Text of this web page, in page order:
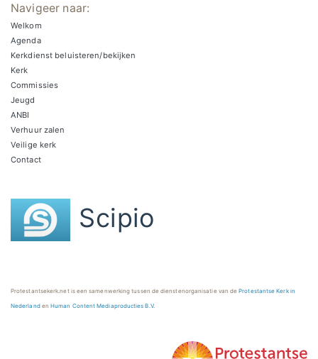
Navigeer naar:
Welkom
Agenda
Kerkdienst beluisteren/bekijken
Kerk
Commissies
Jeugd
ANBI
Verhuur zalen
Veilige kerk
Contact
Scipio
Protestantsekerk.net is een samenwerking tussen de dienstenorganisatie van deProtestantse Kerk in
NederlandenHuman Content Mediaproducties B.V.